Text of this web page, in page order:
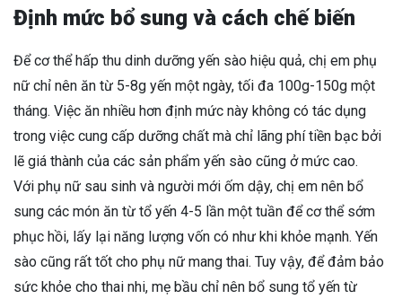
Định mức bổ sung và cách chế biến
Để cơ thể hấp thu dinh dưỡng yến sào hiệu quả, chị em phụ
nữ chỉ nên ăn từ 5-8g yến một ngày, tối đa 100g-150g một
tháng. Việc ăn nhiều hơn định mức này không có tác dụng
trong việc cung cấp dưỡng chất mà chỉ lãng phí tiền bạc bởi
lẽ giá thành của các sản phẩm yến sào cũng ở mức cao.
Với phụ nữ sau sinh và người mới ốm dậy, chị em nên bổ
sung các món ăn từ tổ yến 4-5 lần một tuần để cơ thể sớm
phục hồi, lấy lại năng lượng vốn có như khi khỏe mạnh. Yến
sào cũng rất tốt cho phụ nữ mang thai. Tuy vậy, để đảm bảo
sức khỏe cho thai nhi, mẹ bầu chỉ nên bổ sung tổ yến từ